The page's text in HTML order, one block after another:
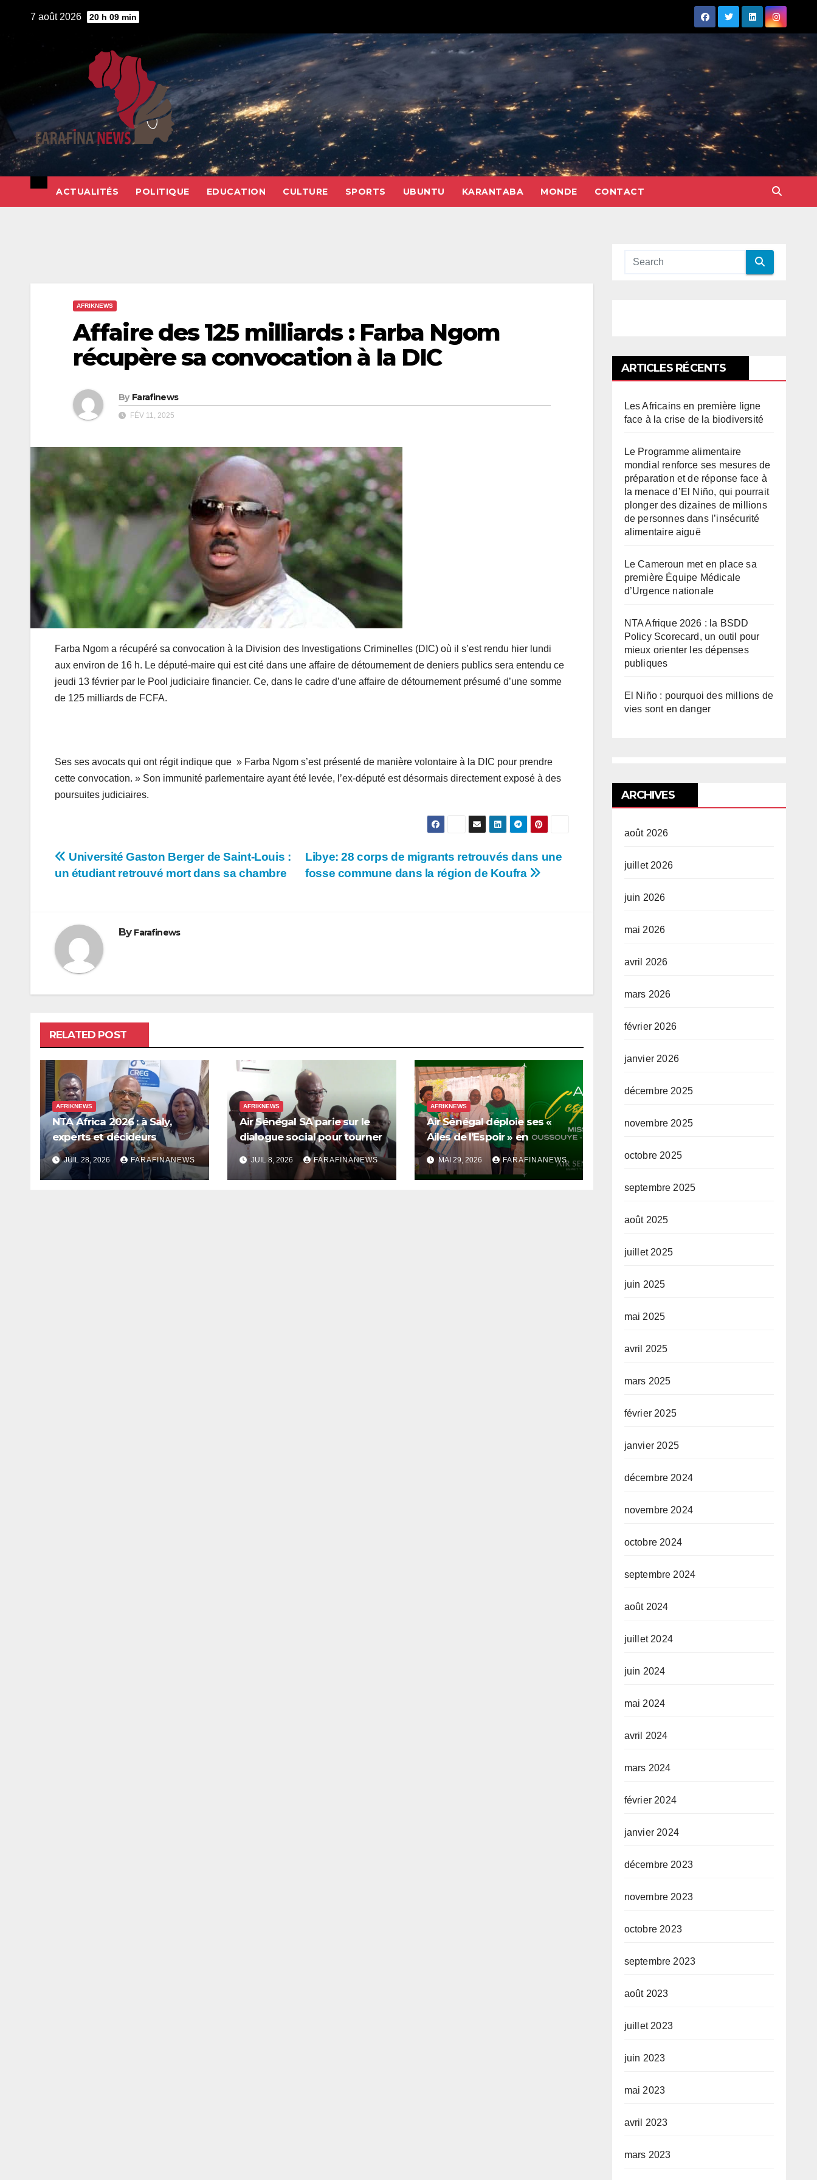
7 août 2026 20 h 09 min
ACTUALITÉS POLITIQUE EDUCATION CULTURE SPORTS UBUNTU KARANTABA MONDE CONTACT
AFRIKNEWS
Affaire des 125 milliards : Farba Ngom
récupère sa convocation à la DIC
By Farafinews
FÉV 11, 2025
Farba Ngom a récupéré sa convocation à la Division des Investigations Criminelles (DIC) où il s’est rendu hier lundi
aux environ de 16 h. Le député-maire qui est cité dans une affaire de détournement de deniers publics sera entendu ce
jeudi 13 février par le Pool judiciaire financier. Ce, dans le cadre d’une affaire de détournement présumé d’une somme
de 125 milliards de FCFA.
Ses ses avocats qui ont régit indique que » Farba Ngom s’est présenté de manière volontaire à la DIC pour prendre
cette convocation. » Son immunité parlementaire ayant été levée, l’ex-député est désormais directement exposé à des
poursuites judiciaires.
Navigation
Libye: 28 corps de migrants retrouvés dans une
fosse commune dans la région de Koufra
Université Gaston Berger de Saint-Louis :
un étudiant retrouvé mort dans sa chambre
By Farafinews
RELATED POST
AFRIKNEWS
NTA Africa 2026 : à Saly,
experts et décideurs
plaident pour une meilleure
prise en compte de
l’économie des soins en
JUIL 28, 2026 FARAFINANEWS
AFRIKNEWS
Air Sénégal SA parie sur le
dialogue social pour tourner
une nouvelle page
JUIL 8, 2026 FARAFINANEWS
AFRIKNEWS
Air Sénégal déploie ses «
Ailes de l’Espoir » en
Casamance au profit des
orphelinats d’Oussouye et
de Cabrousse
MAI 29, 2026 FARAFINANEWS
ARTICLES RÉCENTS
Les Africains en première ligne
face à la crise de la biodiversité
Le Programme alimentaire
mondial renforce ses mesures de
préparation et de réponse face à
la menace d’El Niño, qui pourrait
plonger des dizaines de millions
de personnes dans l’insécurité
alimentaire aiguë
Le Cameroun met en place sa
première Équipe Médicale
d’Urgence nationale
NTA Afrique 2026 : la BSDD
Policy Scorecard, un outil pour
mieux orienter les dépenses
publiques
El Niño : pourquoi des millions de
vies sont en danger
ARCHIVES
août 2026
juillet 2026
juin 2026
mai 2026
avril 2026
mars 2026
février 2026
janvier 2026
décembre 2025
novembre 2025
octobre 2025
septembre 2025
août 2025
juillet 2025
juin 2025
mai 2025
avril 2025
mars 2025
février 2025
janvier 2025
décembre 2024
novembre 2024
octobre 2024
septembre 2024
août 2024
juillet 2024
juin 2024
mai 2024
avril 2024
mars 2024
février 2024
janvier 2024
décembre 2023
novembre 2023
octobre 2023
septembre 2023
août 2023
juillet 2023
juin 2023
mai 2023
avril 2023
mars 2023